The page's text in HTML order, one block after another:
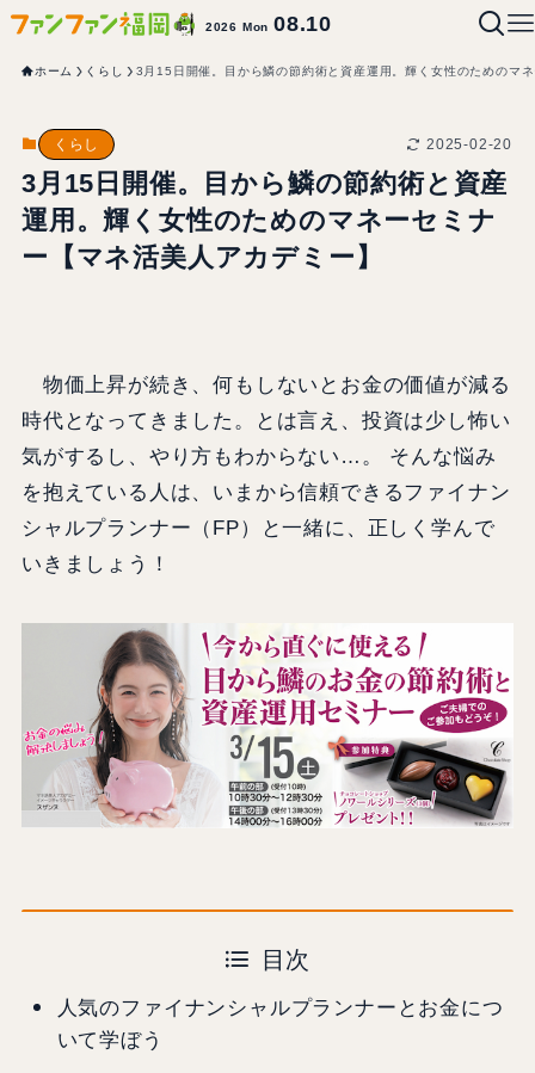
2026 Mon08.10
ホーム くらし 3月15日開催。目から鱗の節約術と資産運用。輝く女性のためのマ
くらし 2025-02-20
3月15日開催。目から鱗の節約術と資産
運用。輝く女性のためのマネーセミナ
ー【マネ活美人アカデミー】
物価上昇が続き、何もしないとお金の価値が減る
時代となってきました。とは言え、投資は少し怖い
気がするし、やり方もわからない…。 そんな悩み
を抱えている人は、いまから信頼できるファイナン
シャルプランナー（FP）と一緒に、正しく学んで
いきましょう！
目次
人気のファイナンシャルプランナーとお金につ
いて学ぼう